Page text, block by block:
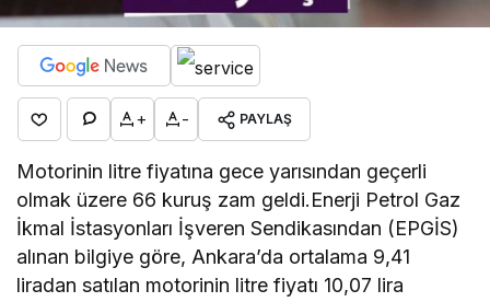
+ - PAYLAŞ
Motorinin litre fiyatına gece yarısından geçerli
olmak üzere 66 kuruş zam geldi.Enerji Petrol Gaz
İkmal İstasyonları İşveren Sendikasından (EPGİS)
alınan bilgiye göre, Ankara’da ortalama 9,41
liradan satılan motorinin litre fiyatı 10,07 lira